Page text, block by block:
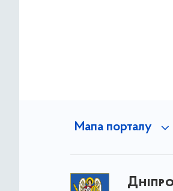
Мапа порталу